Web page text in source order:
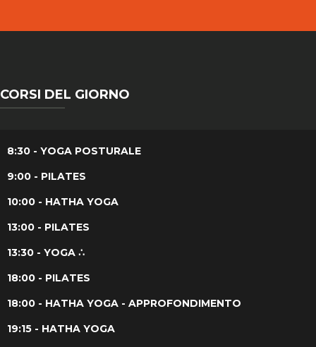
CORSI DEL GIORNO
8:30 - YOGA POSTURALE
9:00 - PILATES
10:00 - HATHA YOGA
13:00 - PILATES
13:30 - YOGA ∴
18:00 - PILATES
18:00 - HATHA YOGA - APPROFONDIMENTO
19:15 - HATHA YOGA